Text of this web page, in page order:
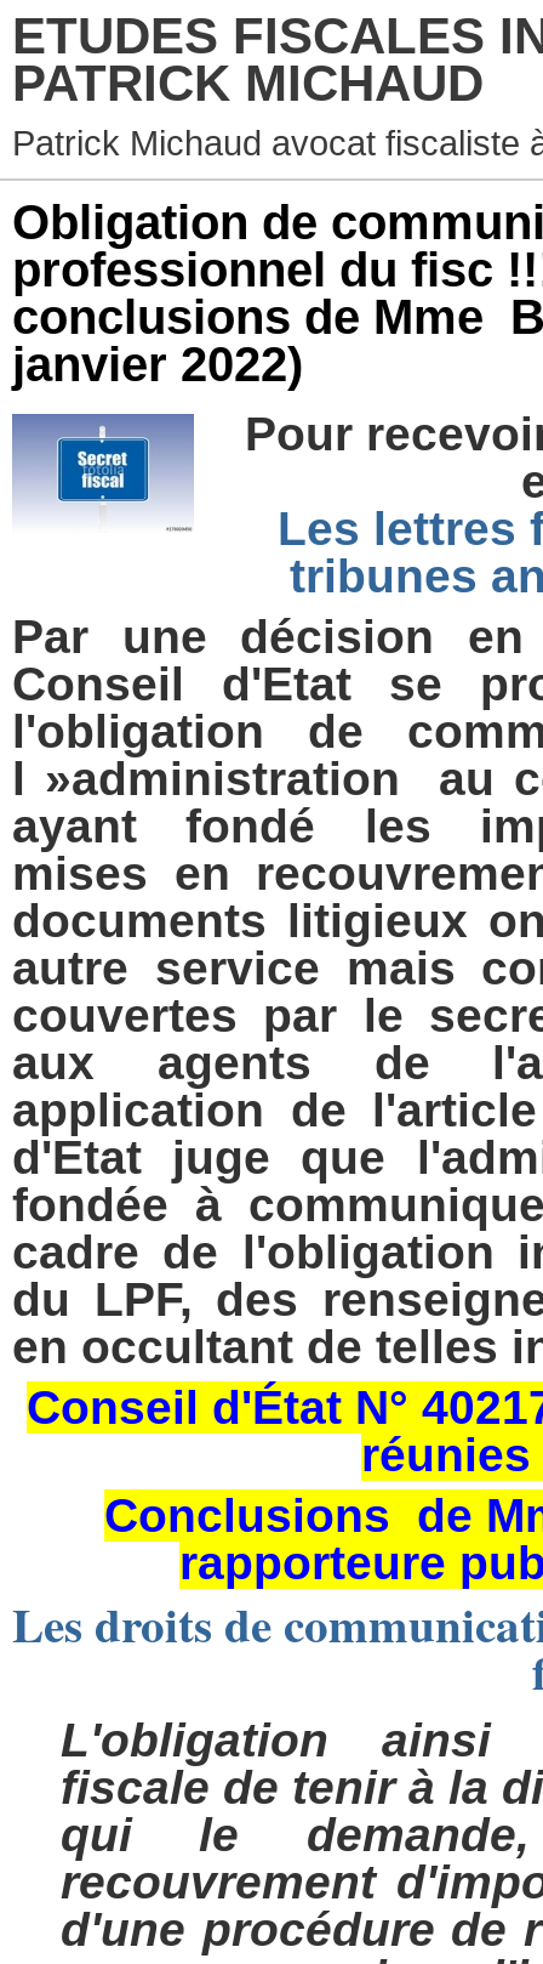
ETUDES FISCALES
PATRICK MICHAUD
Patrick Michaud avocat fiscaliste
Obligation de
professionnel du fisc
conclusions de Mme
janvier 2022)
Pour
Les lettres
tribunes
Par une décision
Conseil d'Etat se
l'obligation de
l »administration au
ayant fondé les
mises en
documents litigieux
autre service mais
couvertes par le
aux agents de
application de
d'Etat juge que
fondée à
cadre de l'obligation
du LPF, des
en occultant de telles
Conseil d'État N°
réunies
Conclusions de
rapporteure
Les droits de
L'obligation ainsi
fiscale de tenir à la
qui le
recouvrement
d'une procédure de